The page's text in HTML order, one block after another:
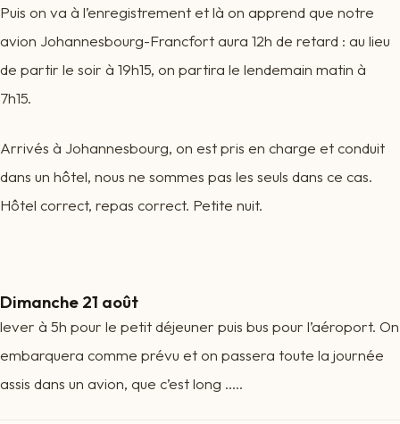
Puis on va à l’enregistrement et là on apprend que notre
avion Johannesbourg-Francfort aura 12h de retard : au lieu
de partir le soir à 19h15, on partira le lendemain matin à
7h15.
Arrivés à Johannesbourg, on est pris en charge et conduit
dans un hôtel, nous ne sommes pas les seuls dans ce cas.
Hôtel correct, repas correct. Petite nuit.
Dimanche 21 août
lever à 5h pour le petit déjeuner puis bus pour l’aéroport. On
embarquera comme prévu et on passera toute la journée
assis dans un avion, que c’est long …..